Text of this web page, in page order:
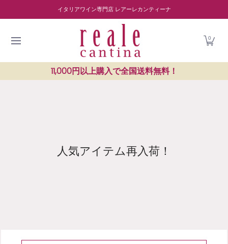
Skip to Main Content ワイナリー紹介 読み物 レストラン紹介
イタリアワイン専門店 レアーレカンティーナ
0
11,000円以上購入で全国送料無料！
人気アイテム再入荷！